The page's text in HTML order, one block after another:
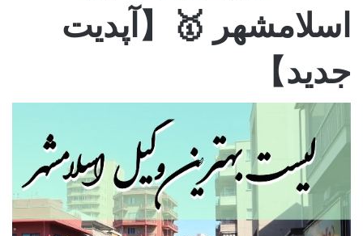
اسلامشهر 🥇【آپدیت
جدید】